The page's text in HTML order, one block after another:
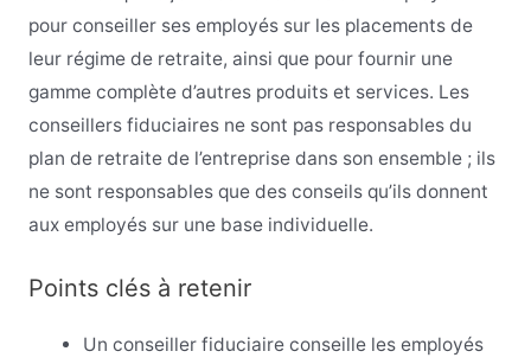
pour conseiller ses employés sur les placements de
leur régime de retraite, ainsi que pour fournir une
gamme complète d’autres produits et services. Les
conseillers fiduciaires ne sont pas responsables du
plan de retraite de l’entreprise dans son ensemble ; ils
ne sont responsables que des conseils qu’ils donnent
aux employés sur une base individuelle.
Points clés à retenir
Un conseiller fiduciaire conseille les employés